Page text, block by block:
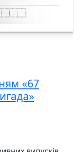
«67